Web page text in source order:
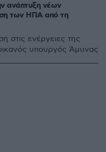
ανάπτυξη νέων
των ΗΠΑ από τη
στις ενέργειες της
υπουργός Άμυνας